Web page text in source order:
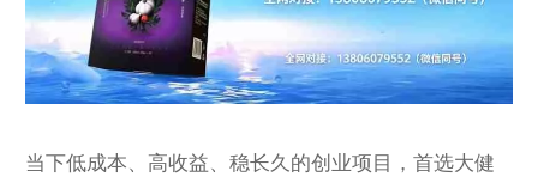
当下低成本、高收益、稳长久的创业项目，首选大健